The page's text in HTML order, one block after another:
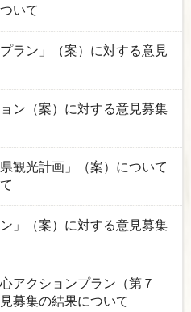
いて
ラン」（案）に対する意見
ン（案）に対する意見募集
観光計画」（案）について
」（案）に対する意見募集
アクションプラン（第７
募集の結果について